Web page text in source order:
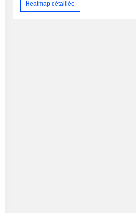
Heatmap détaillée